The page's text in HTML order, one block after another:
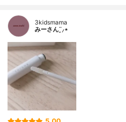
3kidsmama
みーさん¨̮⸝⋆